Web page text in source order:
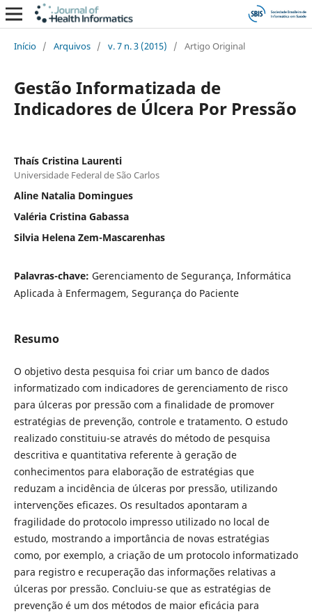
Início / Arquivos / v. 7 n. 3 (2015) / Artigo Original
Gestão Informatizada de
Indicadores de Úlcera Por Pressão
Thaís Cristina Laurenti
Universidade Federal de São Carlos
Aline Natalia Domingues
Valéria Cristina Gabassa
Silvia Helena Zem-Mascarenhas
Palavras-chave: Gerenciamento de Segurança, Informática
Aplicada à Enfermagem, Segurança do Paciente
Resumo
O objetivo desta pesquisa foi criar um banco de dados
informatizado com indicadores de gerenciamento de risco
para úlceras por pressão com a finalidade de promover
estratégias de prevenção, controle e tratamento. O estudo
realizado constituiu-se através do método de pesquisa
descritiva e quantitativa referente à geração de
conhecimentos para elaboração de estratégias que
reduzam a incidência de úlceras por pressão, utilizando
intervenções eficazes. Os resultados apontaram a
fragilidade do protocolo impresso utilizado no local de
estudo, mostrando a importância de novas estratégias
como, por exemplo, a criação de um protocolo informatizado
para registro e recuperação das informações relativas a
úlceras por pressão. Concluiu-se que as estratégias de
prevenção é um dos métodos de maior eficácia para